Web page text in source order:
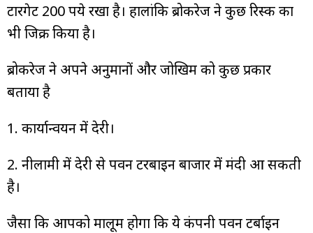
टारगेट 200 रुपये रखा है। हालांकि ब्रोकरेज ने कुछ रिस्क का
भी जिक्र किया है।
ब्रोकरेज ने अपने अनुमानों और जोखिम को कुछ प्रकार
बताया है
1. कार्यान्वयन में देरी।
2. नीलामी में देरी से पवन टरबाइन बाजार में मंदी आ सकती
है।
जैसा कि आपको मालूम होगा कि ये कंपनी पवन टर्बाइन